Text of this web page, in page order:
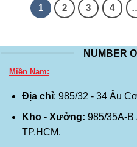
1 2 3 4
NUMBER
Miền Nam:
Địa chỉ: 985/32 - 34 Âu
Kho - Xưởng: 985/35A-B
TP.HCM.